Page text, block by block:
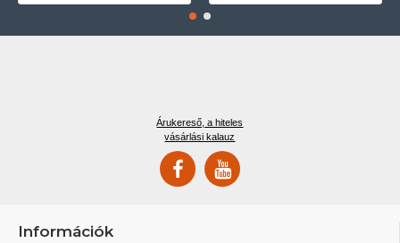
Árukereső, a hiteles
vásárlási kalauz
Információk